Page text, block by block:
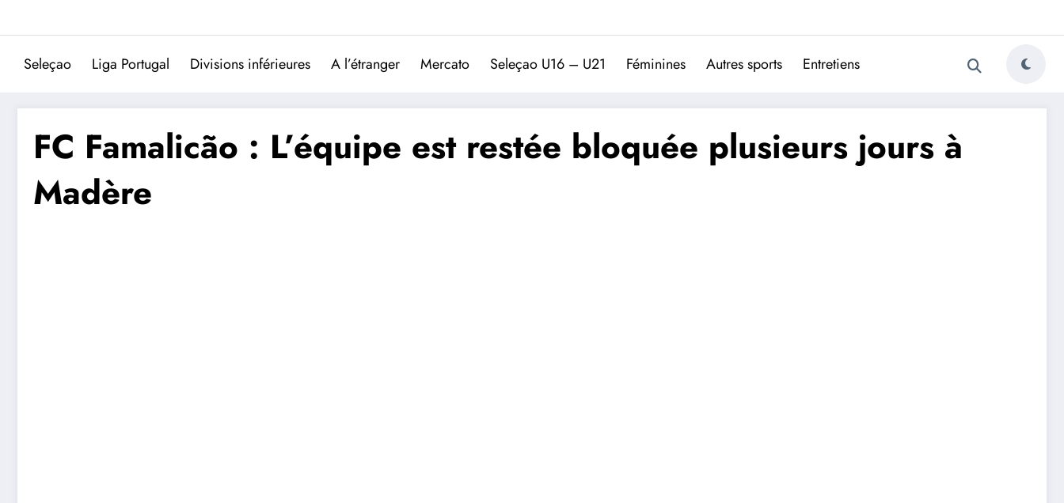
Trivela
L'actualité du football portugais
Seleçao Liga Portugal Divisions inférieures A l’étranger Mercato Seleçao U16 – U21 Féminines Autres sports Entretiens
FC Famalicão : L’équipe est restée bloquée plusieurs jours à
Madère